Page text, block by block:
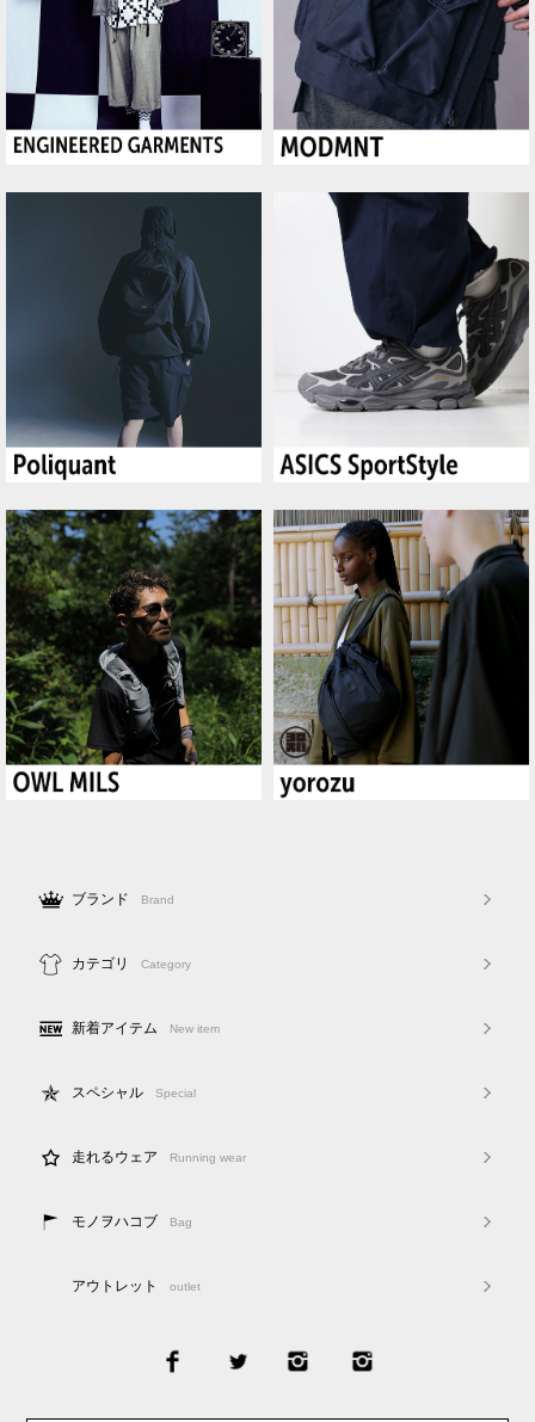
ブランド Brand
カテゴリ Category
新着アイテム New item
スペシャル Special
走れるウェア Running wear
モノヲハコブ Bag
アウトレット outlet